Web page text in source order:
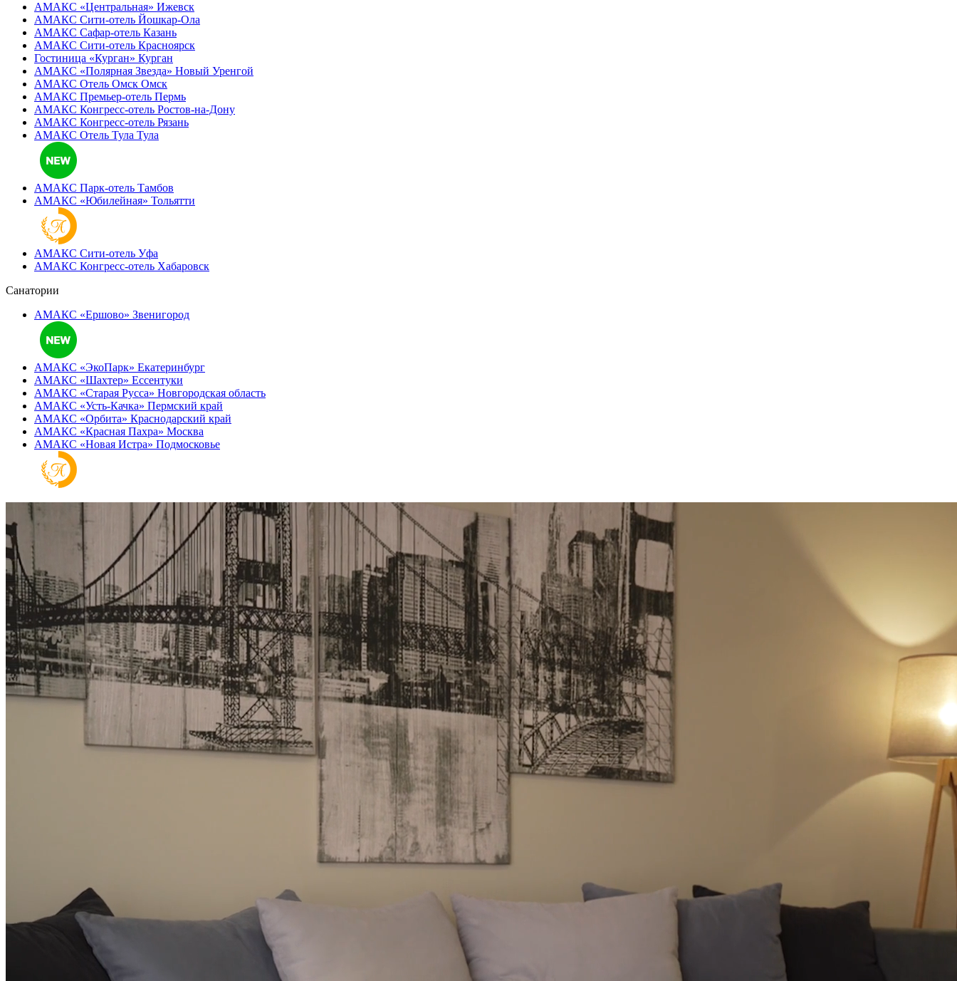
АМАКС «‎Центральная» Ижевск
АМАКС Сити-отель Йошкар-Ола
АМАКС Сафар-отель Казань
АМАКС Сити-отель Красноярск
Гостиница «‎Курган» Курган
АМАКС «Полярная Звезда» Новый Уренгой
АМАКС Отель ‎Омск Омск
АМАКС Премьер-отель Пермь
АМАКС Конгресс-отель Ростов-на-Дону
АМАКС Конгресс-отель Рязань
АМАКС Отель Тула Тула
АМАКС Парк-отель Тамбов
АМАКС «‎Юбилейная» Тольятти
АМАКС Сити-отель Уфа
АМАКС Конгресс-отель Хабаровск
Санатории
АМАКС «Ершово» Звенигород
АМАКС «ЭкоПарк» Екатеринбург
АМАКС «‎Шахтер» Ессентуки
АМАКС «‎Старая Русса» Новгородская область
АМАКС «‎Усть-Качка» Пермский край
АМАКС «‎Орбита» Краснодарский край
АМАКС «‎Красная Пахра» Москва
АМАКС «‎Новая Истра» Подмосковье